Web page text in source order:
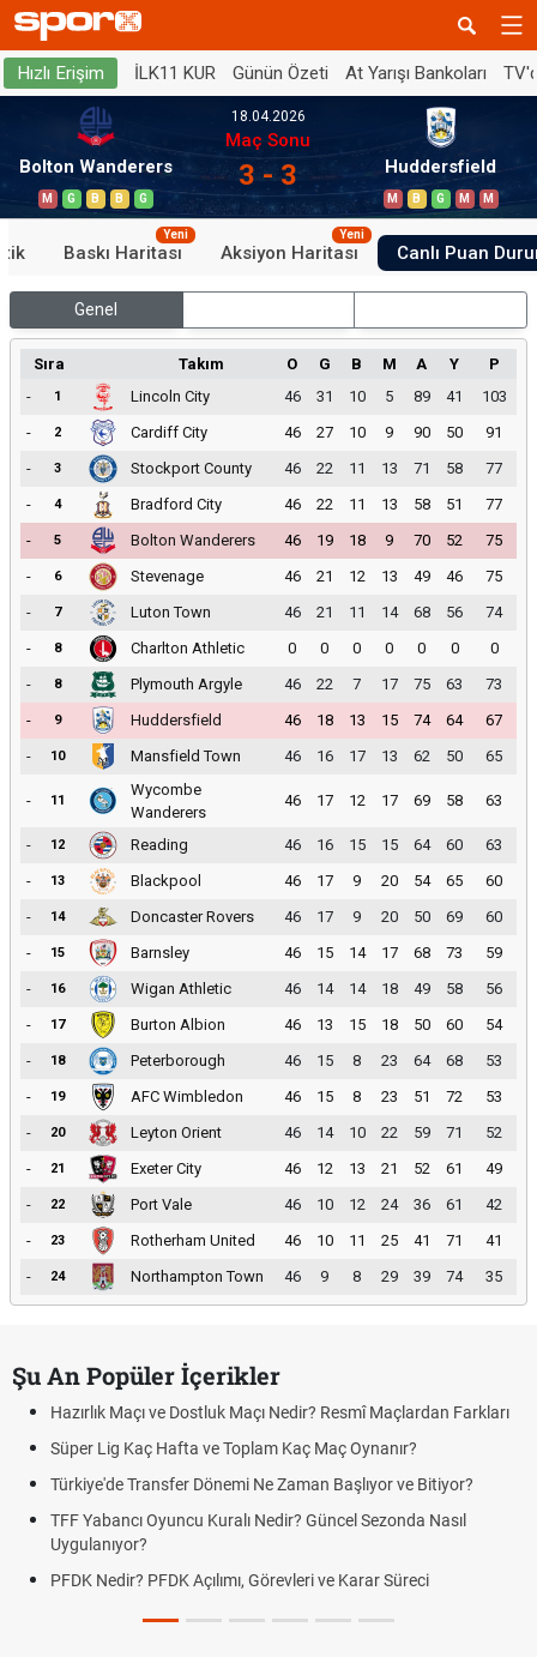
Hızlı Erişim İLK11 KUR Günün Özeti At Yarışı Bankoları
Bolton Wanderers
M G B B G
18.04.2026
Maç Sonu
3 - 3 Huddersfield
M B G M M
Baskı Haritası
Yeni
Aksiyon Haritası
Yeni
Canlı Puan
Genel
Sıra Takım O G B M A Y
P
-
1 Lincoln City 46 31 10 5 89 41
103
-
2 Cardiff City 46 27 10 9 90 50
91
-
3 Stockport County 46 22 11 13 71 58
77
-
4 Bradford City 46 22 11 13 58 51
77
-
5 Bolton Wanderers 46 19 18 9 70 52
75
-
6 Stevenage 46 21 12 13 49 46
75
-
7 Luton Town 46 21 11 14 68 56
74
-
8 Charlton Athletic 0 0 0 0 0 0
0
-
8 Plymouth Argyle 46 22 7 17 75 63
73
-
9 Huddersfield 46 18 13 15 74 64
67
-
10 Mansfield Town 46 16 17 13 62 50 65
- 11
Wycombe
Wanderers
46 17 12 17 69 58 63
- 12 Reading 46 16 15 15 64 60
63
-
13 Blackpool 46 17 9 20 54 65
60
-
14 Doncaster Rovers 46 17 9 20 50 69
60
-
15 Barnsley 46 15 14 17 68 73
59
-
16 Wigan Athletic 46 14 14 18 49 58
56
-
17 Burton Albion 46 13 15 18 50 60
54
-
18 Peterborough 46 15 8 23 64 68
53
-
19 AFC Wimbledon 46 15 8 23 51 72
53
-
20 Leyton Orient 46 14 10 22 59 71
52
-
21 Exeter City 46 12 13 21 52 61
49
-
22 Port Vale 46 10 12 24 36 61
42
-
23 Rotherham United 46 10 11 25 41 71
41
-
24 Northampton Town 46 9 8 29 39 74 35
Şu An Popüler İçerikler
Hazırlık Maçı ve Dostluk Maçı Nedir? Resmî Maçlardan Farkları
Süper Lig Kaç Hafta ve Toplam Kaç Maç Oynanır?
Türkiye'de Transfer Dönemi Ne Zaman Başlıyor ve Bitiyor?
TFF Yabancı Oyuncu Kuralı Nedir? Güncel Sezonda Nasıl
Uygulanıyor?
PFDK Nedir? PFDK Açılımı, Görevleri ve Karar Süreci